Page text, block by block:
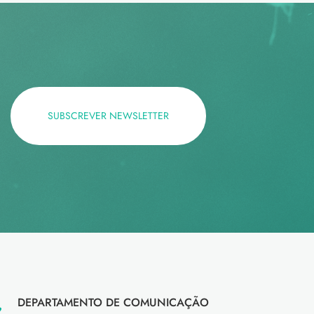
SUBSCREVER NEWSLETTER
DEPARTAMENTO DE COMUNICAÇÃO